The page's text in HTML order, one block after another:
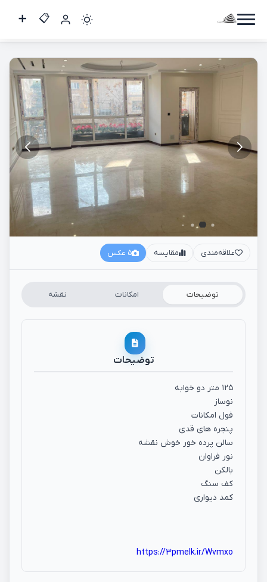
125متر دو خواب
علاقه‌مندی مقایسه 5 عکس
توضیحات امکانات نقشه
توضیحات
۱۲۵ متر دو خوابه
نوساز
فول امکانات
پنجره های قدی
سالن پرده خور خوش نقشه
نور فراوان
بالکن
کف سنگ
کمد دیواری
https://3pmelk.ir/Wvmxo
حساب
نام